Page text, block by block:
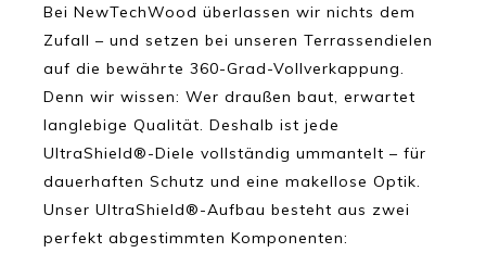
Bei NewTechWood überlassen wir nichts dem
Zufall – und setzen bei unseren Terrassendielen
auf die bewährte 360-Grad-Vollverkappung.
Denn wir wissen: Wer draußen baut, erwartet
langlebige Qualität. Deshalb ist jede
UltraShield®-Diele vollständig ummantelt – für
dauerhaften Schutz und eine makellose Optik.
Unser UltraShield®-Aufbau besteht aus zwei
perfekt abgestimmten Komponenten: